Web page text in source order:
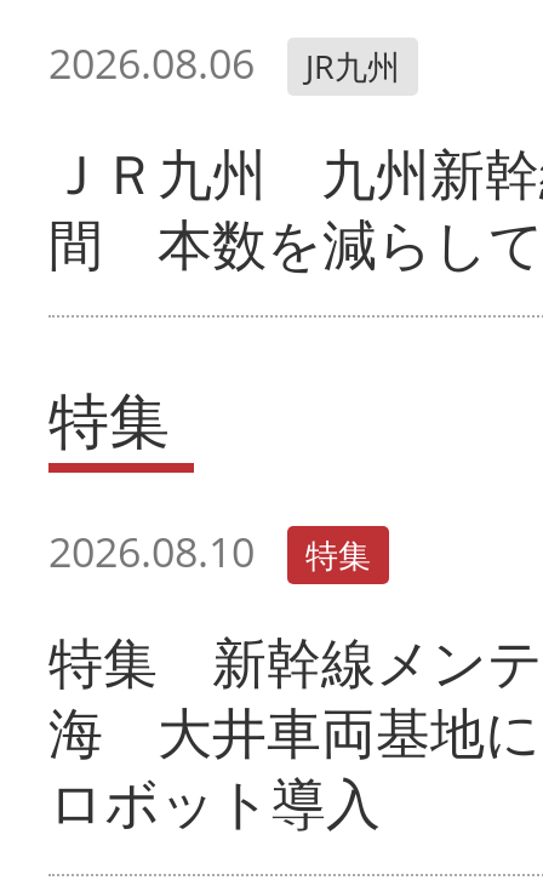
2026.08.06 JR九州
ＪＲ九州 九州新
間 本数を減らし
特集
2026.08.10 特集
特集 新幹線メン
海 大井車両基地
ロボット導入